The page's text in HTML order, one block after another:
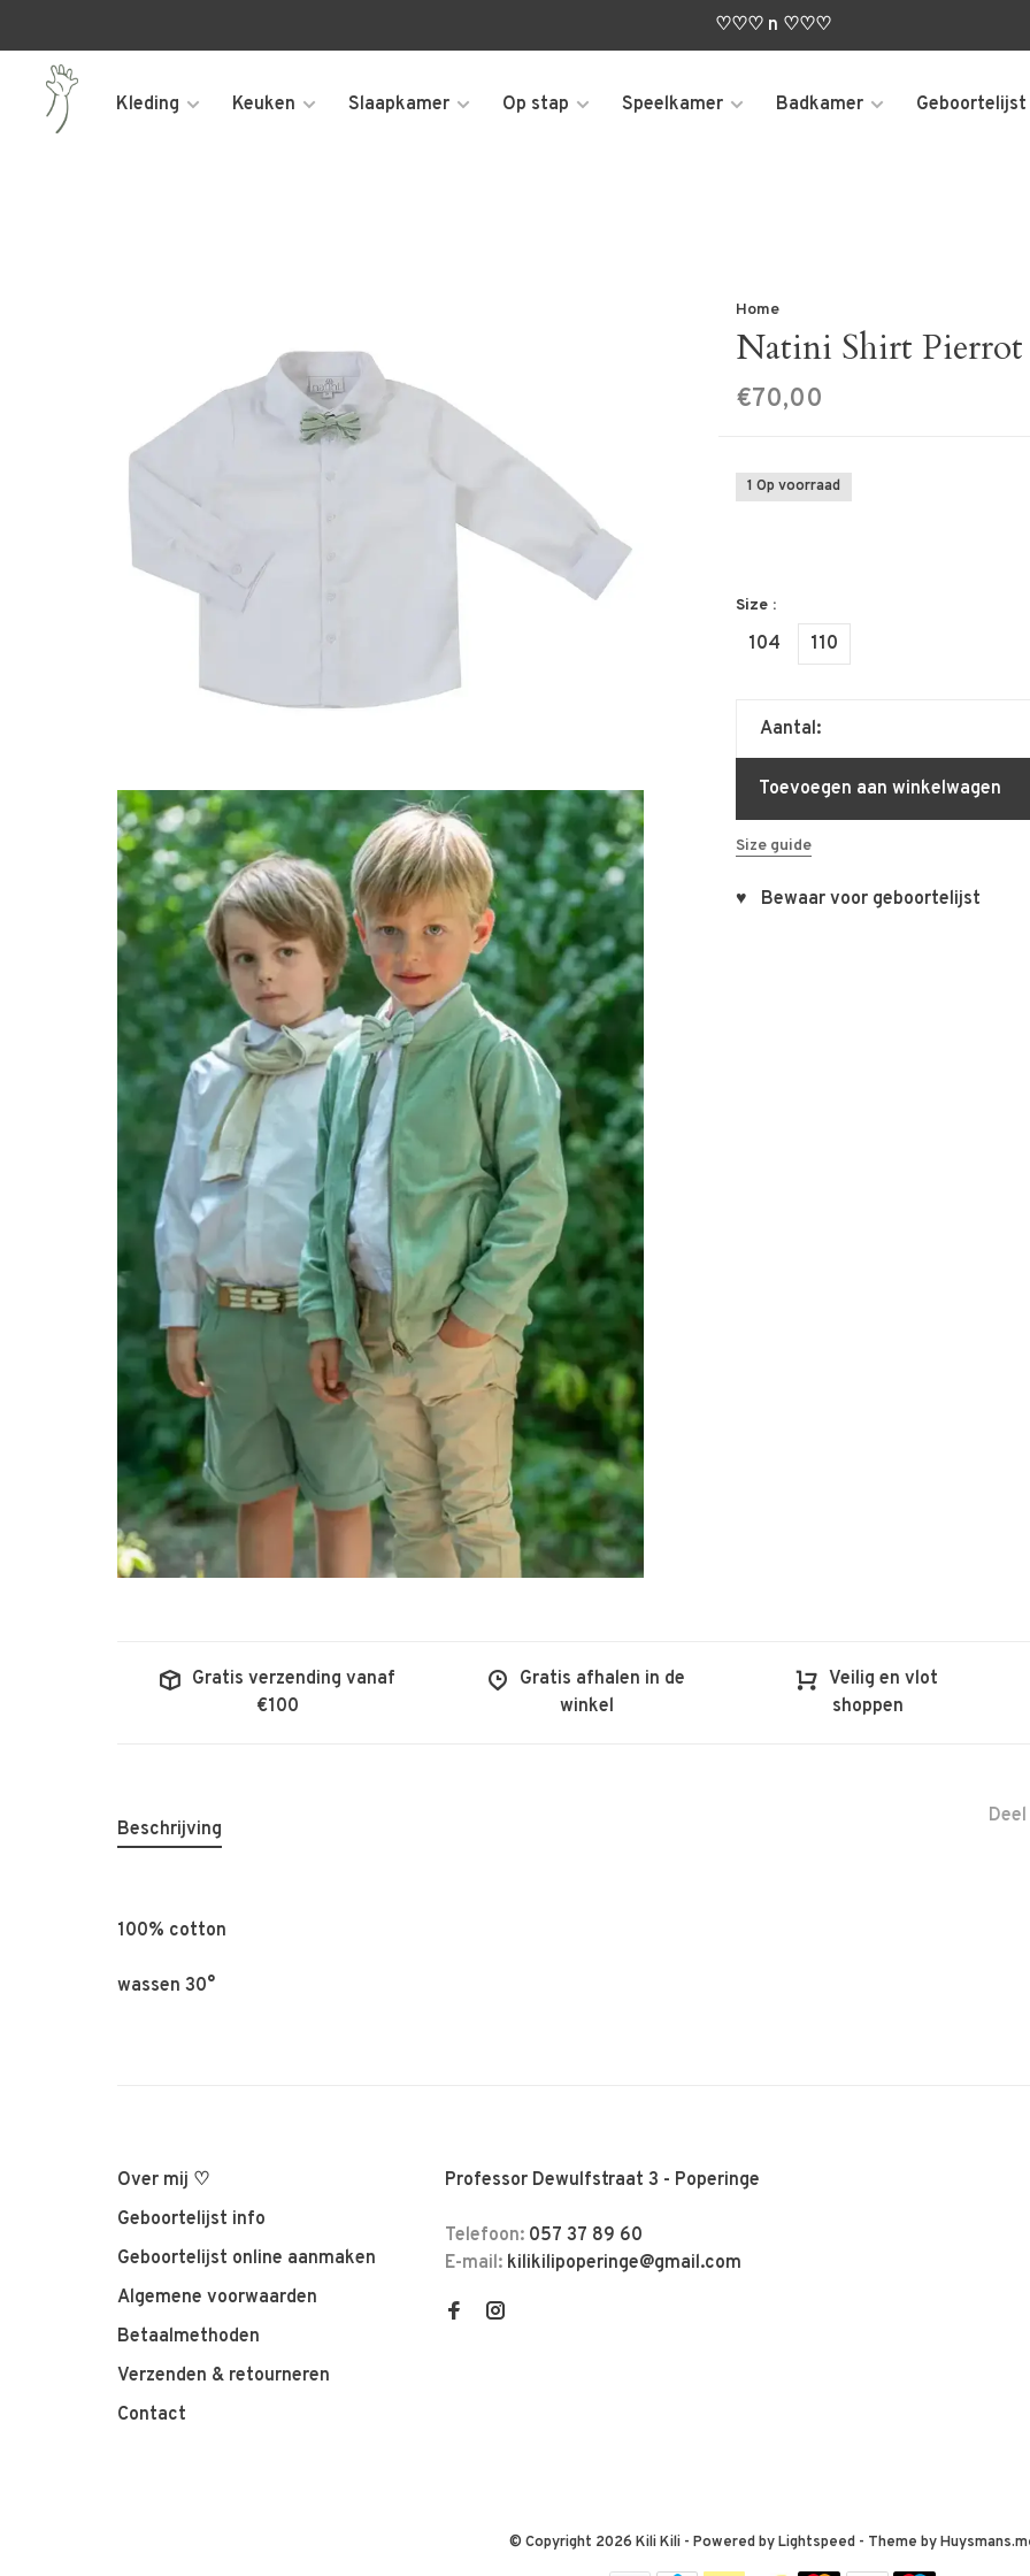
♡♡♡ n ♡♡♡
Kleding Keuken Slaapkamer Op stap Speelkamer Badkamer Geboortelijst
Home
Natini Shirt
€70,00
1 Op voorraad
Size :
104 110
Aantal:
Toevoegen aan winkelwagen
Size guide
♥ Bewaar voor geboortelijst
Gratis verzending vanaf
€100
Gratis afhalen in de
winkel
Veilig en vlot
shoppen
Beschrijving
100% cotton
wassen 30°
Over mij ♡
Geboortelijst info
Geboortelijst online aanmaken
Algemene voorwaarden
Betaalmethoden
Verzenden & retourneren
Contact
Professor Dewulfstraat 3 - Poperinge
Telefoon: 057 37 89 60
E-mail: kilikilipoperinge@gmail.com
© Copyright 2026 Kili Kili - Powered byLightspeed- Theme by